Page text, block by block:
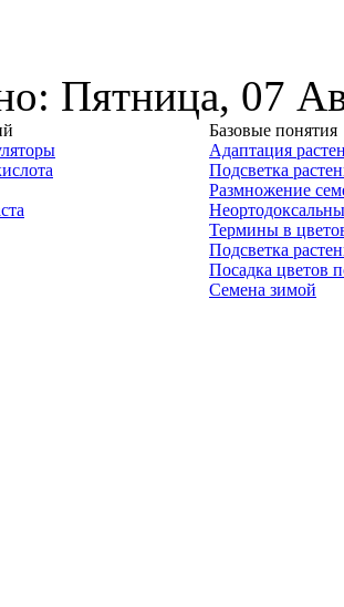
Пятница, 07
Базовые понятия
Адаптация
Подсветка
Размножение
Термины в
Подсветка
Посадка цветов
Семена зимой